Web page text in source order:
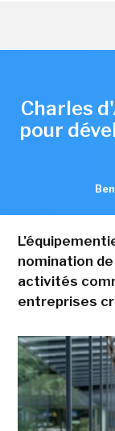
Charles
pour
nomination
activités
entreprises